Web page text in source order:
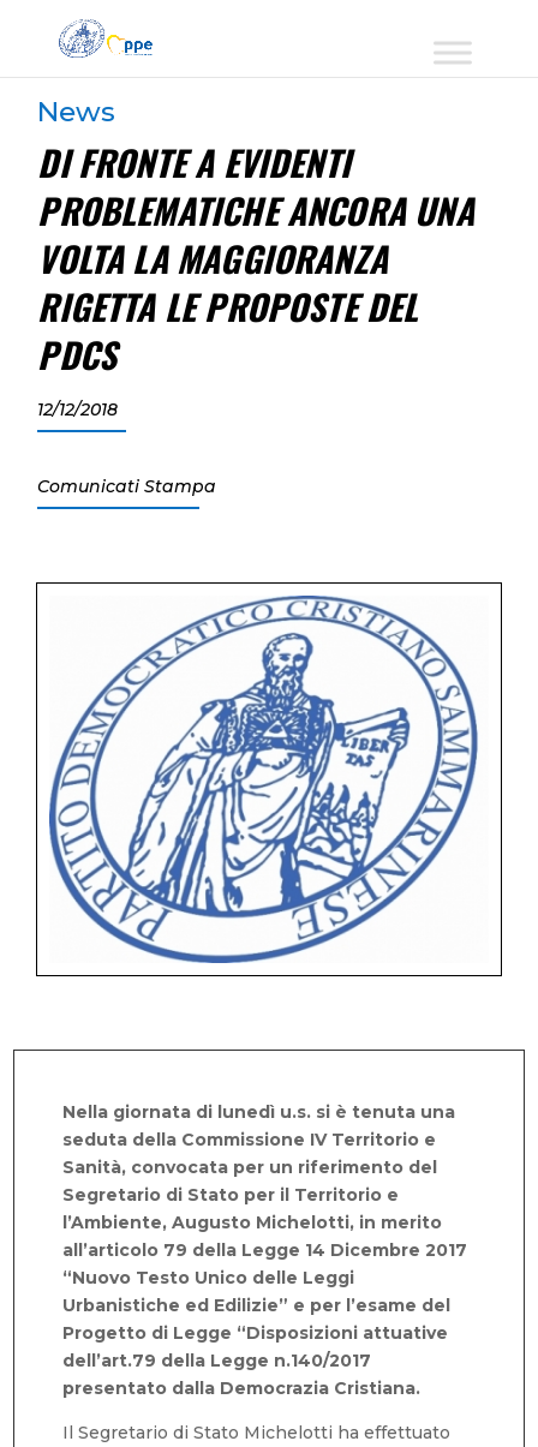
News
DI FRONTE A EVIDENTI
PROBLEMATICHE ANCORA UNA
VOLTA LA MAGGIORANZA
RIGETTA LE PROPOSTE DEL
PDCS
12/12/2018
Comunicati Stampa
Nella giornata di lunedì u.s. si è tenuta una
seduta della Commissione IV Territorio e
Sanità, convocata per un riferimento del
Segretario di Stato per il Territorio e
l’Ambiente, Augusto Michelotti, in merito
all’articolo 79 della Legge 14 Dicembre 2017
“Nuovo Testo Unico delle Leggi
Urbanistiche ed Edilizie” e per l’esame del
Progetto di Legge “Disposizioni attuative
dell’art.79 della Legge n.140/2017
presentato dalla Democrazia Cristiana.
Il Segretario di Stato Michelotti ha effettuato